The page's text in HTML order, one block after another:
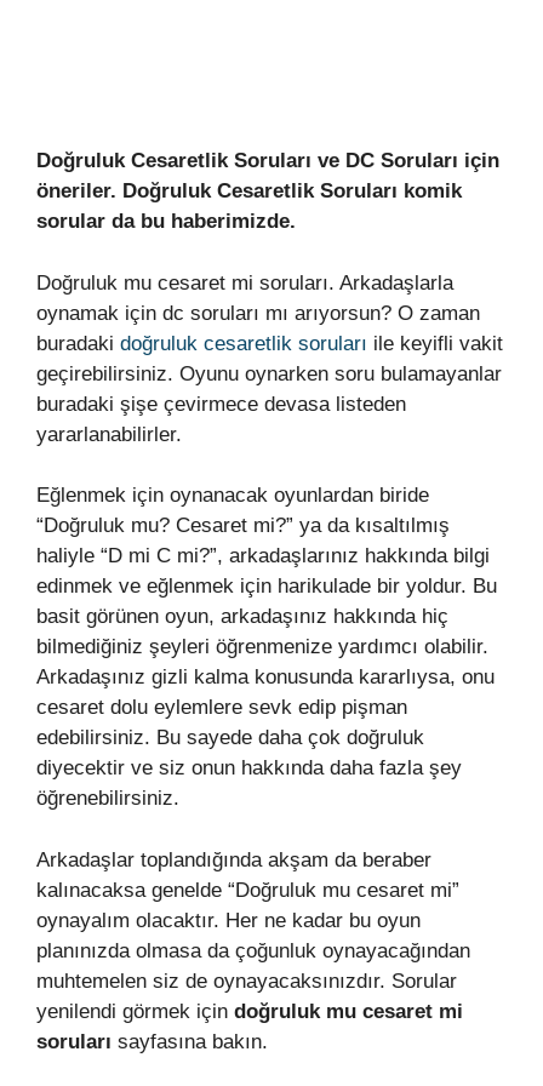
Doğruluk Cesaretlik Soruları ve DC Soruları için
öneriler. Doğruluk Cesaretlik Soruları komik
sorular da bu haberimizde.
Doğruluk mu cesaret mi soruları. Arkadaşlarla
oynamak için dc soruları mı arıyorsun? O zaman
buradaki doğruluk cesaretlik soruları ile keyifli vakit
geçirebilirsiniz. Oyunu oynarken soru bulamayanlar
buradaki şişe çevirmece devasa listeden
yararlanabilirler.
Eğlenmek için oynanacak oyunlardan biride
“Doğruluk mu? Cesaret mi?” ya da kısaltılmış
haliyle “D mi C mi?”, arkadaşlarınız hakkında bilgi
edinmek ve eğlenmek için harikulade bir yoldur. Bu
basit görünen oyun, arkadaşınız hakkında hiç
bilmediğiniz şeyleri öğrenmenize yardımcı olabilir.
Arkadaşınız gizli kalma konusunda kararlıysa, onu
cesaret dolu eylemlere sevk edip pişman
edebilirsiniz. Bu sayede daha çok doğruluk
diyecektir ve siz onun hakkında daha fazla şey
öğrenebilirsiniz.
Arkadaşlar toplandığında akşam da beraber
kalınacaksa genelde “Doğruluk mu cesaret mi”
oynayalım olacaktır. Her ne kadar bu oyun
planınızda olmasa da çoğunluk oynayacağından
muhtemelen siz de oynayacaksınızdır. Sorular
yenilendi görmek için doğruluk mu cesaret mi
soruları sayfasına bakın.